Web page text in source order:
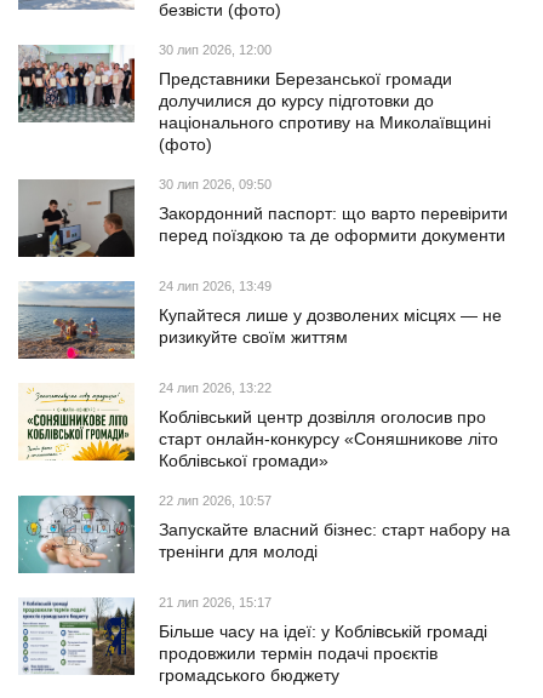
безвісти (фото)
30 лип 2026, 12:00
Представники Березанської громади
долучилися до курсу підготовки до
національного спротиву на Миколаївщині
(фото)
30 лип 2026, 09:50
Закордонний паспорт: що варто перевірити
перед поїздкою та де оформити документи
24 лип 2026, 13:49
Купайтеся лише у дозволених місцях — не
ризикуйте своїм життям
24 лип 2026, 13:22
Коблівський центр дозвілля оголосив про
старт онлайн-конкурсу «Соняшникове літо
Коблівської громади»
22 лип 2026, 10:57
Запускайте власний бізнес: старт набору на
тренінги для молоді
21 лип 2026, 15:17
Більше часу на ідеї: у Коблівській громаді
продовжили термін подачі проєктів
громадського бюджету